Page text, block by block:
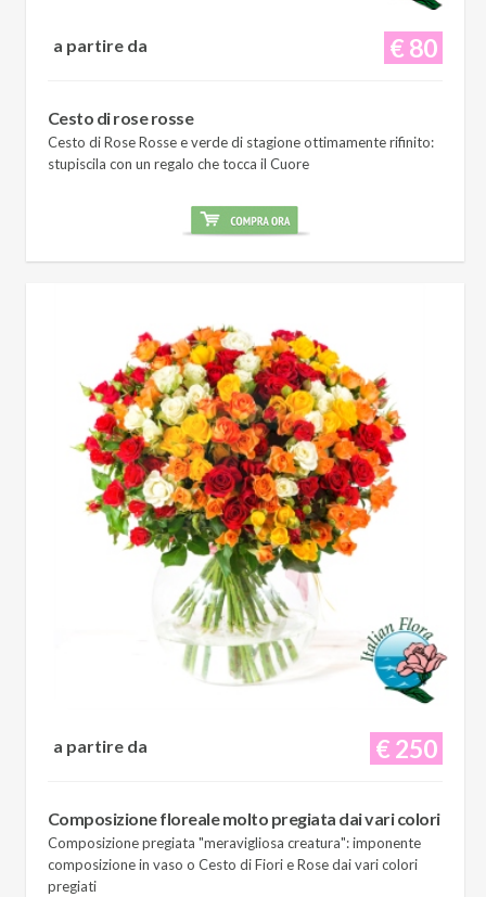
€ 80
a partire da
Cesto di rose rosse
Cesto di Rose Rosse e verde di stagione ottimamente rifinito:
stupiscila con un regalo che tocca il Cuore
€ 250
a partire da
Composizione floreale molto pregiata dai vari colori
Composizione pregiata "meravigliosa creatura": imponente
composizione in vaso o Cesto di Fiori e Rose dai vari colori
pregiati